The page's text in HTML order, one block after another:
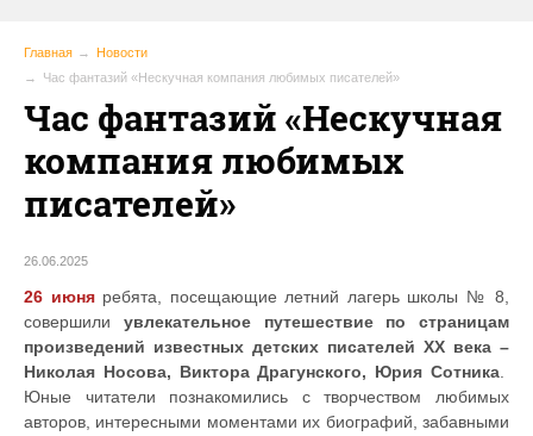
Главная
Новости
Час фантазий «Нескучная компания любимых писателей»
Час фантазий «Нескучная
компания любимых
писателей»
26.06.2025
26 июняребята, посещающие летний лагерь школы № 8,
совершили увлекательное путешествие по страницам
произведений известных детских писателей XX века –
Николая Носова, Виктора Драгунского, Юрия Сотника
Юные читатели познакомились с творчеством любимых
авторов, интересными моментами их биографий, забавными